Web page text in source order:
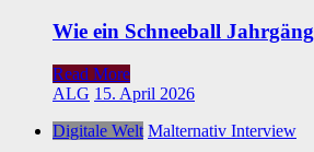
Wie ein Schneeball
Read More
ALG 15. April 2026
Digitale Welt Malternativ Interview